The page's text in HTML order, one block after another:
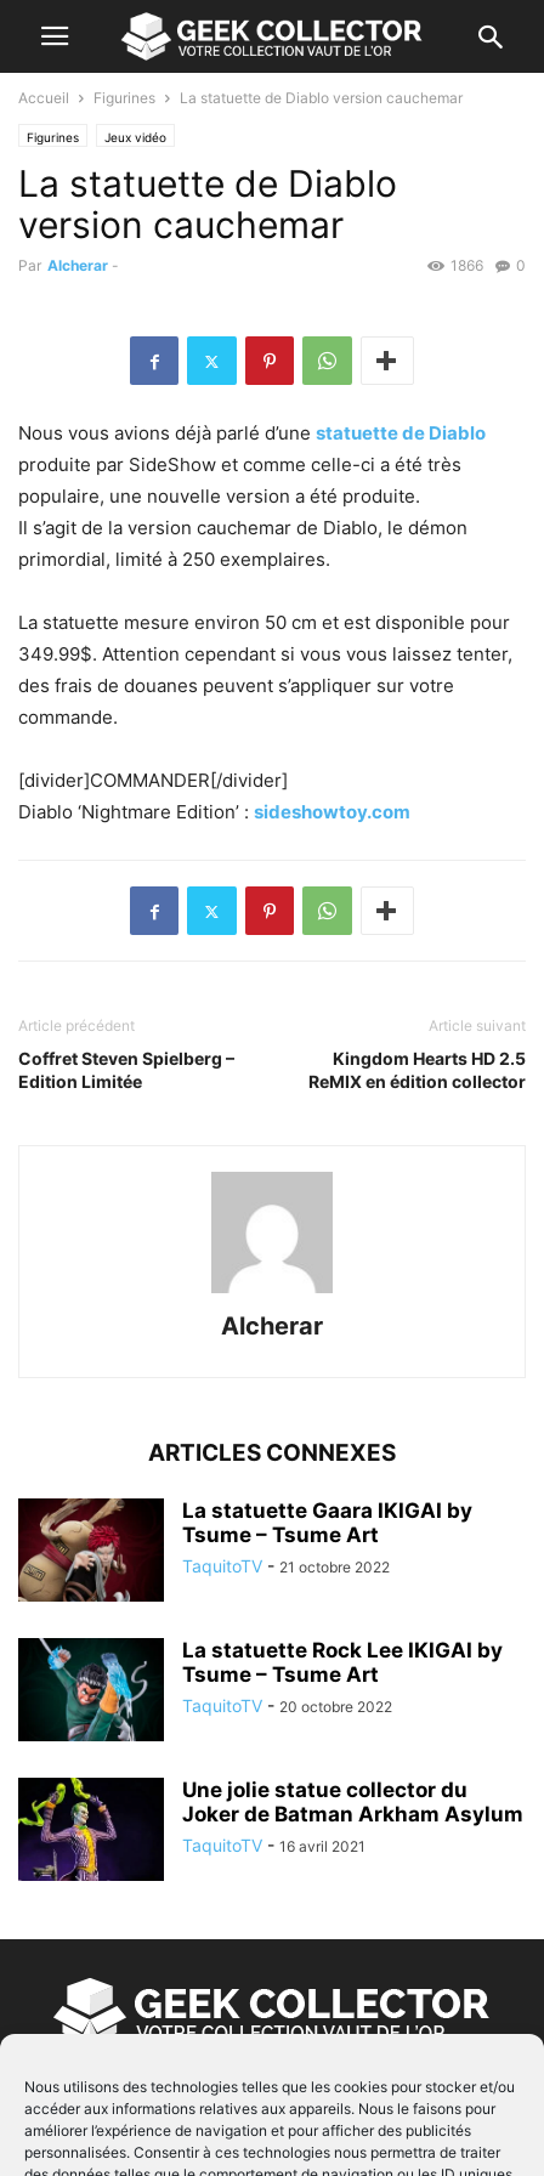
Nous utilisons des technologies telles que les cookies pour stocker et/ou
accéder aux informations relatives aux appareils. Nous le faisons pour
améliorer l’expérience de navigation et pour afficher des publicités
personnalisées. Consentir à ces technologies nous permettra de traiter
Accueil Figurines La statuette de Diablo version cauchemar
Figurines Jeux vidéo
La statuette de Diablo
version cauchemar
Par Alcherar - 0
1866
Nous vous avions déjà parlé d’une statuette de Diablo
produite par SideShow et comme celle-ci a été très
populaire, une nouvelle version a été produite.
Il s’agit de la version cauchemar de Diablo, le démon
primordial, limité à 250 exemplaires.
La statuette mesure environ 50 cm et est disponible pour
349.99$. Attention cependant si vous vous laissez tenter,
des frais de douanes peuvent s’appliquer sur votre
commande.
[divider]COMMANDER[/divider]
Diablo ‘Nightmare Edition’ : sideshowtoy.com
Article précédent
Coffret Steven Spielberg –
Edition Limitée
Article suivant
Kingdom Hearts HD 2.5
ReMIX en édition collector
Alcherar
ARTICLES CONNEXES
La statuette Gaara IKIGAI by
Tsume – Tsume Art
TaquitoTV - 21 octobre 2022
La statuette Rock Lee IKIGAI by
Tsume – Tsume Art
TaquitoTV - 20 octobre 2022
Une jolie statue collector du
Joker de Batman Arkham Asylum
TaquitoTV - 16 avril 2021
À PROPOS